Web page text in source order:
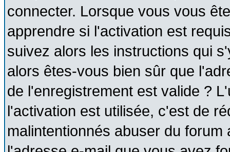
connecter. Lorsque vous vous
apprendre si l'activation est
suivez alors les instructions qui
alors êtes-vous bien sûr que
de l'enregistrement est valide ?
l'activation est utilisée, c'est de
malintentionnés abuser du